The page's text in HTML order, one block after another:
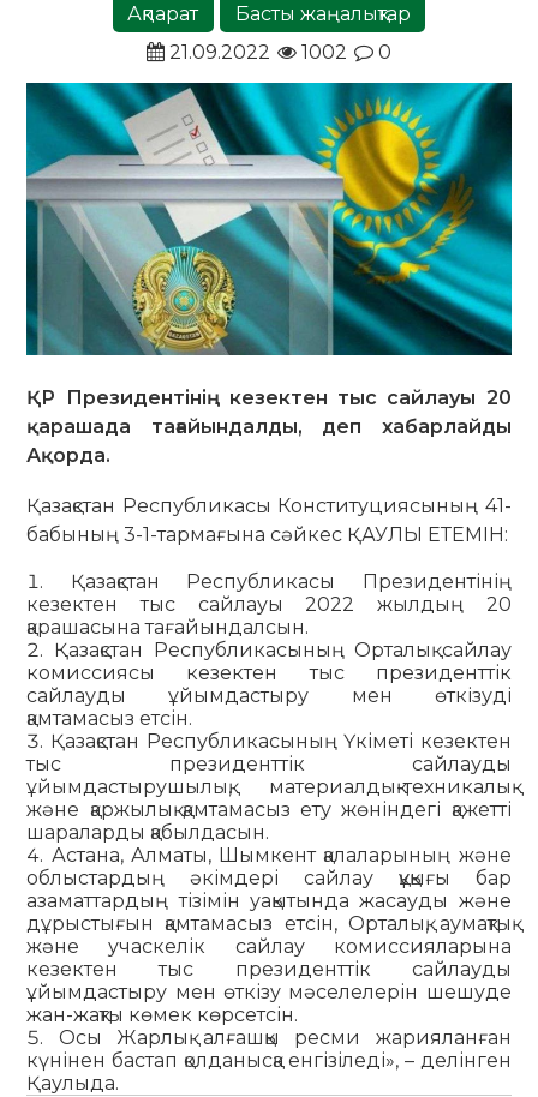
Ақпарат
Басты жаңалықтар
21.09.2022
1002 0
ҚР Президентінің кезектен тыс сайлауы 20
қарашада тағайындалды, деп хабарлайды
Ақорда.
Қазақстан Республикасы Конституциясының 41-
бабының 3-1-тармағына сәйкес ҚАУЛЫ ЕТЕМІН:
Қазақстан Республикасы Президентінің
кезектен тыс сайлауы 2022 жылдың 20
қарашасына тағайындалсын.
Қазақстан Республикасының Орталық сайлау
комиссиясы кезектен тыс президенттік
сайлауды ұйымдастыру мен өткізуді
қамтамасыз етсін.
Қазақстан Республикасының Үкіметі кезектен
тыс президенттік сайлауды
ұйымдастырушылық, материалдық-техникалық
және қаржылық қамтамасыз ету жөніндегі қажетті
шараларды қабылдасын.
Астана, Алматы, Шымкент қалаларының және
облыстардың әкімдері сайлау құқығы бар
азаматтардың тізімін уақытында жасауды және
дұрыстығын қамтамасыз етсін, Орталық, аумақтық
және учаскелік сайлау комиссияларына
кезектен тыс президенттік сайлауды
ұйымдастыру мен өткізу мәселелерін шешуде
жан-жақты көмек көрсетсін.
Осы Жарлық алғашқы ресми жарияланған
күнінен бастап қолданысқа енгізіледі», – делінген
Қаулыда.